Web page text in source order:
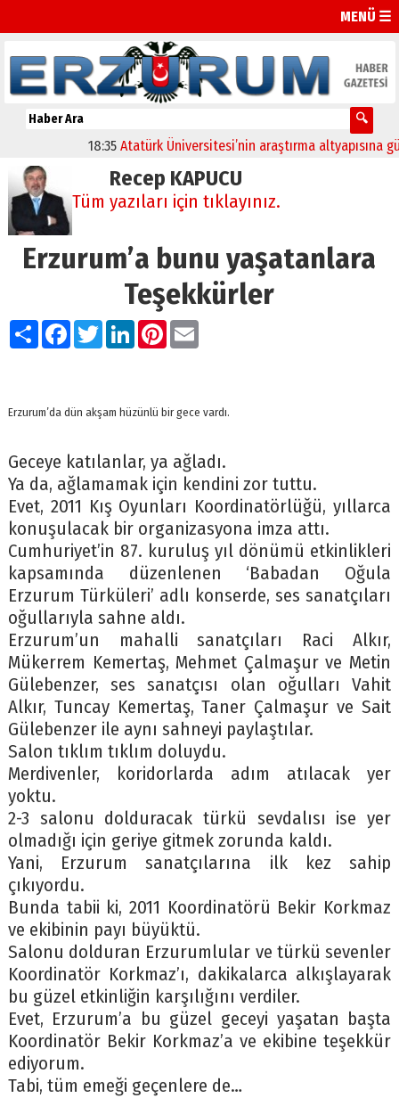
MENÜ ☰
18:35 Atatürk Üniversitesi’nin araştırma altyapısına güçlü
Recep KAPUCU
Tüm yazıları için tıklayınız.
Erzurum’a bunu yaşatanlara
Teşekkürler
PaylaşFacebook
TwitterLinkedIn
Pinterest
Email
Erzurum’da dün akşam hüzünlü bir gece vardı.
Geceye katılanlar, ya ağladı.
Ya da, ağlamamak için kendini zor tuttu.
Evet, 2011 Kış Oyunları Koordinatörlüğü, yıllarca
konuşulacak bir organizasyona imza attı.
Cumhuriyet’in 87. kuruluş yıl dönümü etkinlikleri
kapsamında düzenlenen ‘Babadan Oğula
Erzurum Türküleri’ adlı konserde, ses sanatçıları
oğullarıyla sahne aldı.
Erzurum’un mahalli sanatçıları Raci Alkır,
Mükerrem Kemertaş, Mehmet Çalmaşur ve Metin
Gülebenzer, ses sanatçısı olan oğulları Vahit
Alkır, Tuncay Kemertaş, Taner Çalmaşur ve Sait
Gülebenzer ile aynı sahneyi paylaştılar.
Salon tıklım tıklım doluydu.
Merdivenler, koridorlarda adım atılacak yer
yoktu.
2-3 salonu dolduracak türkü sevdalısı ise yer
olmadığı için geriye gitmek zorunda kaldı.
Yani, Erzurum sanatçılarına ilk kez sahip
çıkıyordu.
Bunda tabii ki, 2011 Koordinatörü Bekir Korkmaz
ve ekibinin payı büyüktü.
Salonu dolduran Erzurumlular ve türkü sevenler
Koordinatör Korkmaz’ı, dakikalarca alkışlayarak
bu güzel etkinliğin karşılığını verdiler.
Evet, Erzurum’a bu güzel geceyi yaşatan başta
Koordinatör Bekir Korkmaz’a ve ekibine teşekkür
ediyorum.
Tabi, tüm emeği geçenlere de…